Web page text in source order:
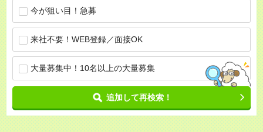
今が狙い目！急募
来社不要！WEB登録／面接OK
大量募集中！10名以上の大量募集
追加して再検索！